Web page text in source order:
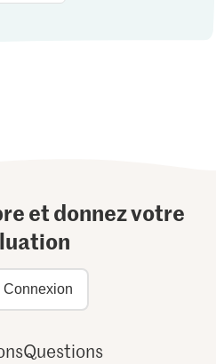
et donnez votre
Connexion
Questions